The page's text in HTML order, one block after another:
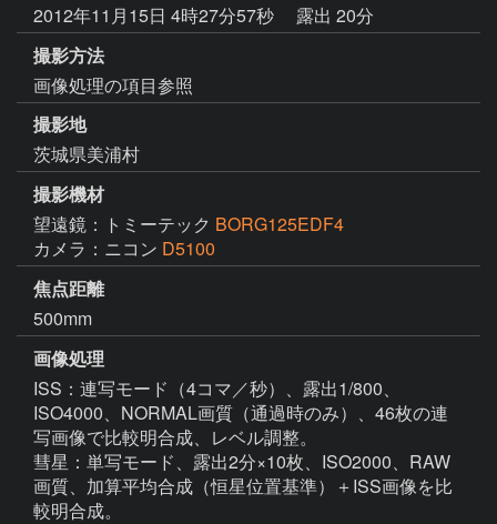
2012年11月15日 4時27分57秒
露出 20分
撮影方法
画像処理の項目参照
撮影地
茨城県美浦村
撮影機材
望遠鏡：トミーテック BORG125EDF4
カメラ：ニコン D5100
焦点距離
500mm
画像処理
ISS：連写モード（4コマ／秒）、露出1/800、
ISO4000、NORMAL画質（通過時のみ）、46枚の連
写画像で比較明合成、レベル調整。
彗星：単写モード、露出2分×10枚、ISO2000、RAW
画質、加算平均合成（恒星位置基準）＋ISS画像を比
較明合成。